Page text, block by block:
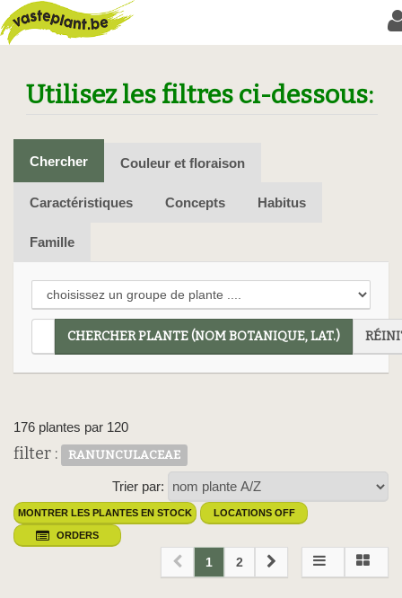
Utilisez les filtres ci-dessous:
Chercher Couleur et floraison
Caractéristiques Concepts Habitus
Famille
CHERCHER PLANTE (NOM BOTANIQUE, LAT.)
176 plantes par 120
filter : RANUNCULACEAE
Trier par:
MONTRER LES PLANTES EN STOCK LOCATIONS OFF
ORDERS
1 2